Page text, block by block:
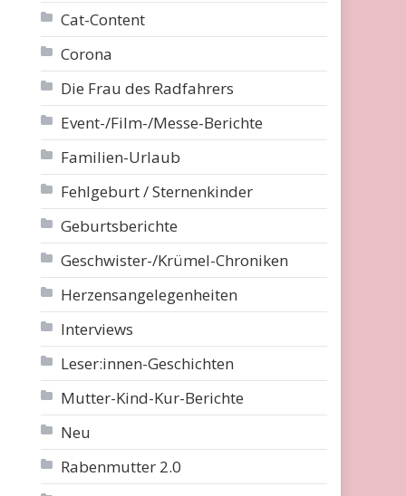
Cat-Content
Corona
Die Frau des Radfahrers
Event-/Film-/Messe-Berichte
Familien-Urlaub
Fehlgeburt / Sternenkinder
Geburtsberichte
Geschwister-/Krümel-Chroniken
Herzensangelegenheiten
Interviews
Leser:innen-Geschichten
Mutter-Kind-Kur-Berichte
Neu
Rabenmutter 2.0